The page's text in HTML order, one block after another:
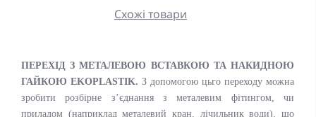
Схожі товари
ПЕРЕХІД З МЕТАЛЕВОЮ ВСТАВКОЮ ТА НАКИДНОЮ
ГАЙКОЮ EKOPLASTIK. З допомогою цьго переходу можна
зробити розбірне з’єднання з металевим фітингом, чи
приладом (наприклад металевий кран, лічильник води), що